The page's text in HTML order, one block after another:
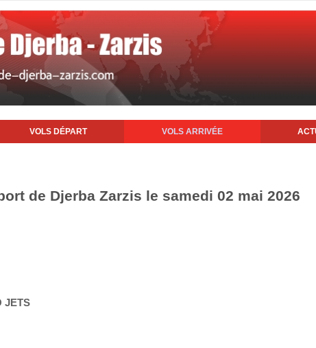
VOLS DÉPART VOLS ARRIVÉE
de Djerba Zarzis le samedi 02 mai 2026
JETS